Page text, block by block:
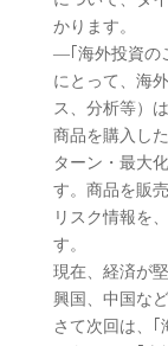
かります。
―｢海外投資の
にとって、海
ス、分析等）
商品を購入し
ターン・最大
す。商品を販
リスク情報を
す。
現在、経済が
興国、中国な
さて次回は、